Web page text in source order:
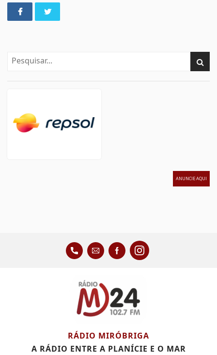
ANUNCIE AQUI
RÁDIO MIRÓBRIGA
A RÁDIO ENTRE A PLANÍCIE E O MAR